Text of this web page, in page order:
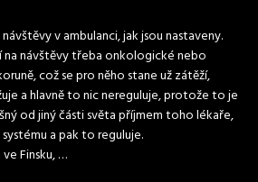
v ambulanci, jak jsou nastaveny.
návštěvy třeba onkologické nebo
což se pro něho stane už zátěží,
a hlavně to nic nereguluje, protože to je
od jiný části světa příjmem toho lékaře,
a pak to reguluje.
Finsku, …